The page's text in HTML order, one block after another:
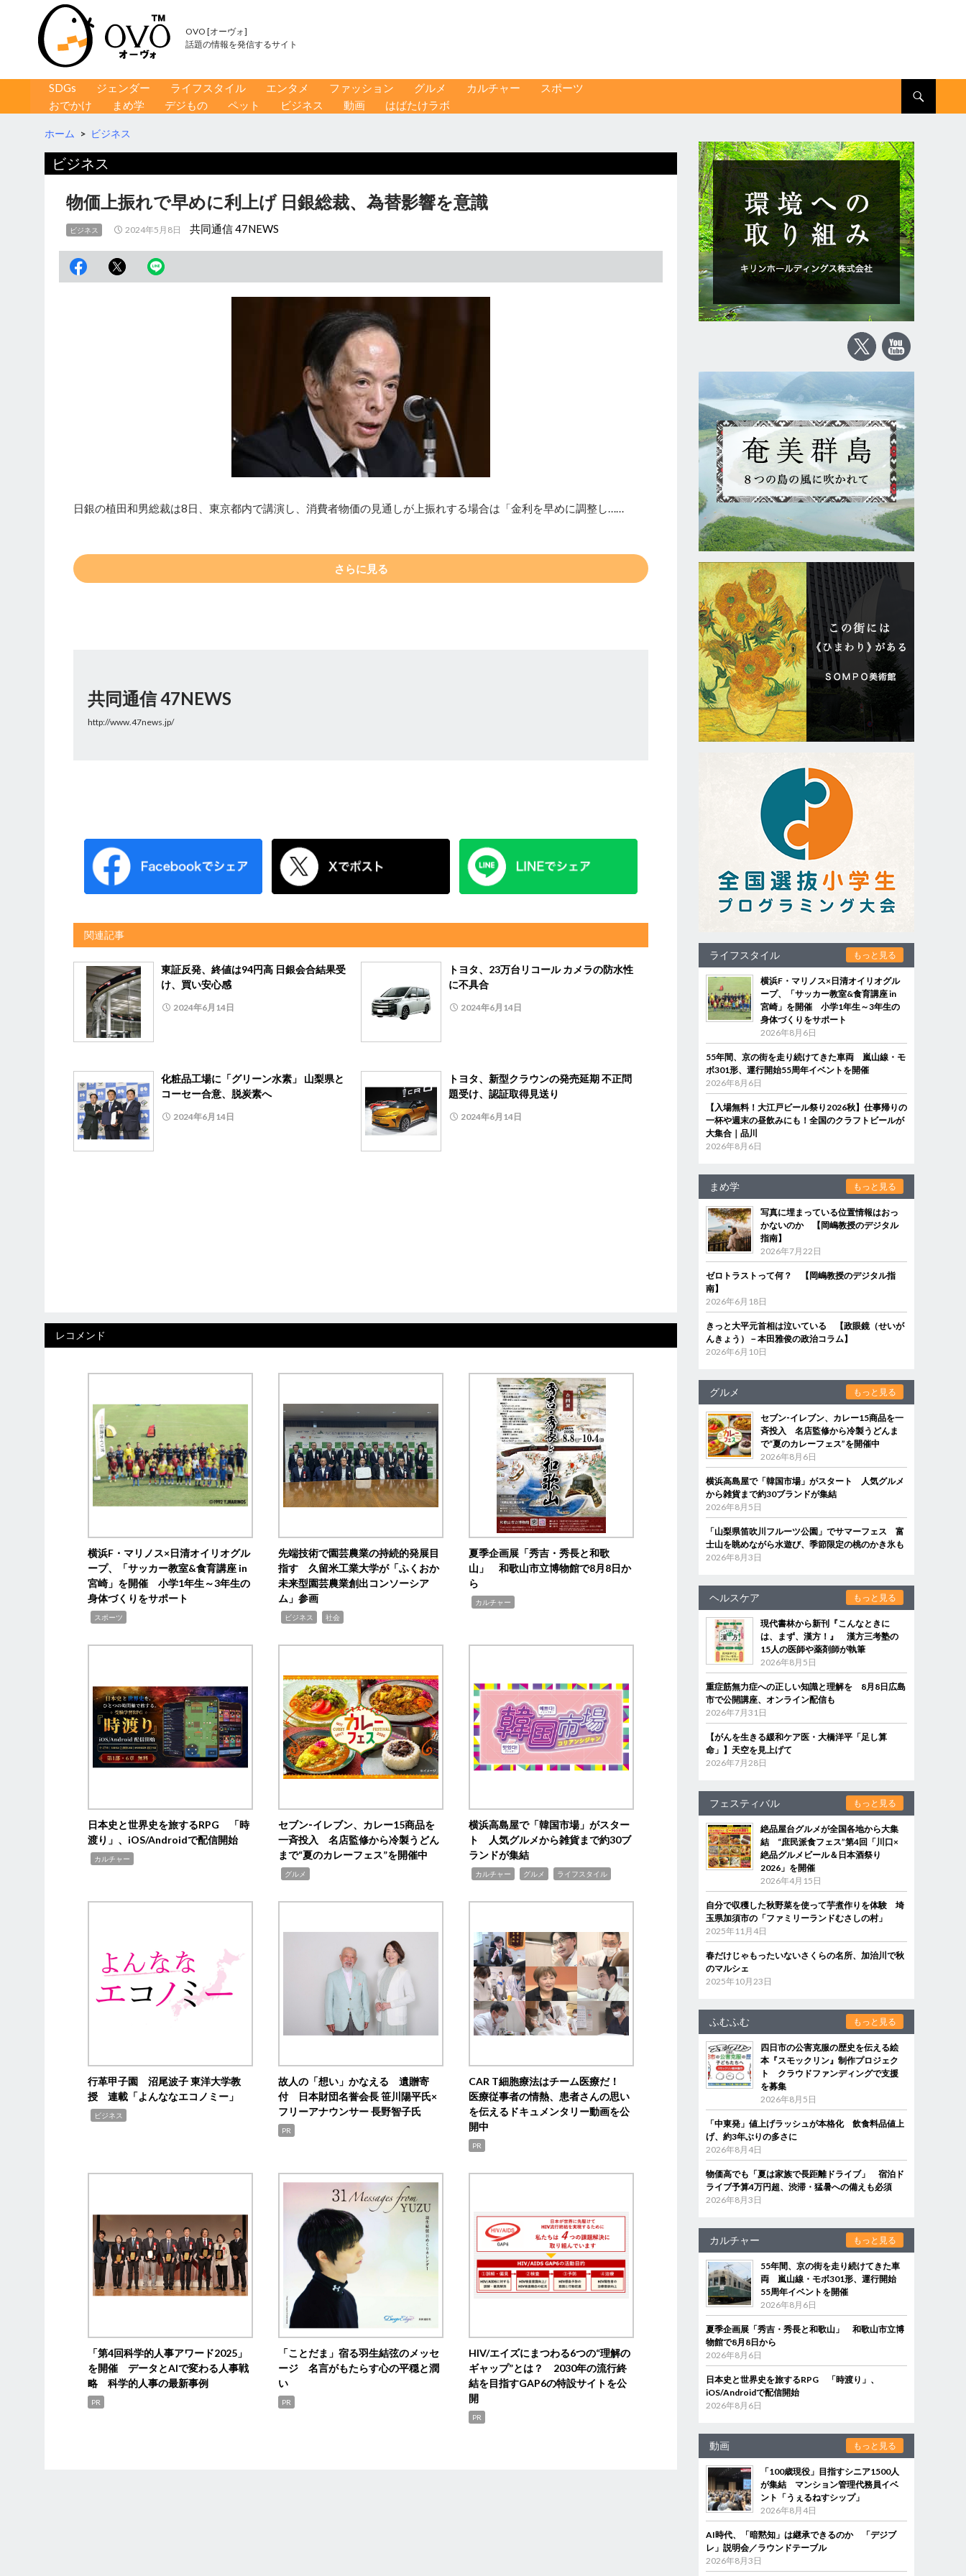
OVO [オーヴォ]
話題の情報を発信するサイト
コンテンツへ移動
SDGs ジェンダー ライフスタイル エンタメ ファッション グルメ カルチャー
スポーツ
おでかけ
まめ学 デジもの ペット ビジネス 動画 はばたけラボ
ホーム > ビジネス
ビジネス
物価上振れで早めに利上げ 日銀総裁、為替影響を意識
ビジネス 2024年5月8日 共同通信 47NEWS
日銀の植田和男総裁は8日、東京都内で講演し、消費者物価の見通しが上振れする場合は「金利を早めに調整し……
さらに見る
共同通信 47NEWS
http://www.47news.jp/
関連記事
東証反発、終値は94円高 日銀会合結果受
け、買い安心感
2024年6月14日
トヨタ、23万台リコール カメラの防水性
に不具合
2024年6月14日
化粧品工場に「グリーン水素」 山梨県と
コーセー合意、脱炭素へ
2024年6月14日
トヨタ、新型クラウンの発売延期 不正問
題受け、認証取得見送り
2024年6月14日
レコメンド
横浜F・マリノス×日清オイリオグル
ープ、「サッカー教室&食育講座 in
宮崎」を開催 小学1年生～3年生の
身体づくりをサポート
スポーツ
先端技術で園芸農業の持続的発展目
指す 久留米工業大学が「ふくおか
未来型園芸農業創出コンソーシア
ム」参画
ビジネス 社会
夏季企画展「秀吉・秀長と和歌
山」 和歌山市立博物館で8月8日か
ら
カルチャー
日本史と世界史を旅するRPG 「時
渡り」、iOS/Androidで配信開始
カルチャー
セブン‐イレブン、カレー15商品を
一斉投入 名店監修から冷製うどん
まで“夏のカレーフェス”を開催中
グルメ
横浜高島屋で「韓国市場」がスター
ト 人気グルメから雑貨まで約30ブ
ランドが集結
カルチャー グルメ ライフスタイル
行革甲子園 沼尾波子 東洋大学教
授 連載「よんななエコノミー」
ビジネス
故人の「想い」かなえる 遺贈寄
付 日本財団名誉会長 笹川陽平氏×
フリーアナウンサー 長野智子氏
PR
CAR T細胞療法はチーム医療だ！
医療従事者の情熱、患者さんの思い
を伝えるドキュメンタリー動画を公
開中
PR
「第4回科学的人事アワード2025」
を開催 データとAIで変わる人事戦
略 科学的人事の最新事例
PR
「ことだま」宿る羽生結弦のメッセ
ージ 名言がもたらす心の平穏と潤
い
PR
HIV/エイズにまつわる6つの“理解の
ギャップ”とは？ 2030年の流行終
結を目指すGAP6の特設サイトを公
開
PR
ライフスタイル もっと見る
横浜F・マリノス×日清オイリオグル
ープ、「サッカー教室&食育講座 in
宮崎」を開催 小学1年生～3年生の
身体づくりをサポート
2026年8月6日
55年間、京の街を走り続けてきた車両 嵐山線・モ
ボ301形、運行開始55周年イベントを開催
2026年8月6日
【入場無料！大江戸ビール祭り2026秋】仕事帰りの
一杯や週末の昼飲みにも！全国のクラフトビールが
大集合｜品川
2026年8月6日
まめ学 もっと見る
写真に埋まっている位置情報はおっ
かないのか 【岡嶋教授のデジタル
指南】
2026年7月22日
ゼロトラストって何？ 【岡嶋教授のデジタル指
南】
2026年6月18日
きっと大平元首相は泣いている 【政眼鏡（せいが
んきょう）－本田雅俊の政治コラム】
2026年6月10日
グルメ もっと見る
セブン‐イレブン、カレー15商品を一
斉投入 名店監修から冷製うどんま
で“夏のカレーフェス”を開催中
2026年8月6日
横浜高島屋で「韓国市場」がスタート 人気グルメ
から雑貨まで約30ブランドが集結
2026年8月5日
「山梨県笛吹川フルーツ公園」でサマーフェス 富
士山を眺めながら水遊び、季節限定の桃のかき氷も
2026年8月3日
ヘルスケア もっと見る
現代書林から新刊『こんなときに
は、まず、漢方！』 漢方三考塾の
15人の医師や薬剤師が執筆
2026年8月5日
重症筋無力症への正しい知識と理解を 8月8日広島
市で公開講座、オンライン配信も
2026年7月31日
【がんを生きる緩和ケア医・大橋洋平「足し算
命」】天空を見上げて
2026年7月28日
フェスティバル もっと見る
絶品屋台グルメが全国各地から大集
結 “庶民派食フェス”第4回「川口×
絶品グルメビール＆日本酒祭り
2026」を開催
2026年4月15日
自分で収穫した秋野菜を使って芋煮作りを体験 埼
玉県加須市の「ファミリーランドむさしの村」
2025年11月4日
春だけじゃもったいないさくらの名所、加治川で秋
のマルシェ
2025年10月23日
ふむふむ もっと見る
四日市の公害克服の歴史を伝える絵
本『スモックリン』制作プロジェク
ト クラウドファンディングで支援
を募集
2026年8月5日
「中東発」値上げラッシュが本格化 飲食料品値上
げ、約3年ぶりの多さに
2026年8月4日
物価高でも「夏は家族で長距離ドライブ」 宿泊ド
ライブ予算4万円超、渋滞・猛暑への備えも必須
2026年8月3日
カルチャー もっと見る
55年間、京の街を走り続けてきた車
両 嵐山線・モボ301形、運行開始
55周年イベントを開催
2026年8月6日
夏季企画展「秀吉・秀長と和歌山」 和歌山市立博
物館で8月8日から
2026年8月6日
日本史と世界史を旅するRPG 「時渡り」、
iOS/Androidで配信開始
2026年8月6日
動画 もっと見る
「100歳現役」目指すシニア1500人
が集結 マンション管理代務員イベ
ント「うぇるねすシップ」
2026年8月4日
AI時代、「暗黙知」は継承できるのか 「デジブ
レ」説明会／ラウンドテーブル
2026年8月3日